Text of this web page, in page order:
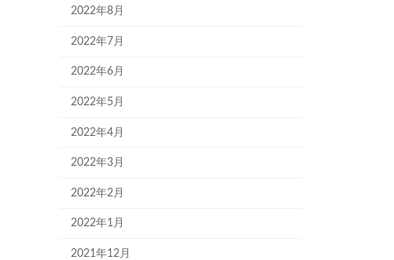
2022年8月
2022年7月
2022年6月
2022年5月
2022年4月
2022年3月
2022年2月
2022年1月
2021年12月